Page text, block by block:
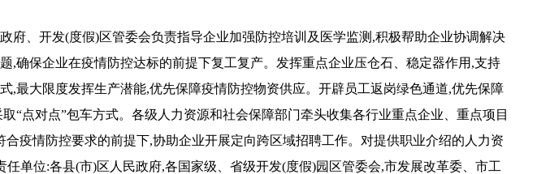
府、开发(度假)区管委会负责指导企业加强防控培训及医学监测,积极帮助企业协调解决
,确保企业在疫情防控达标的前提下复工复产。发挥重点企业压仓石、稳定器作用,支持
,最大限度发挥生产潜能,优先保障疫情防控物资供应。开辟员工返岗绿色通道,优先保障
“点对点”包车方式。各级人力资源和社会保障部门牵头收集各行业重点企业、重点项目
疫情防控要求的前提下,协助企业开展定向跨区域招聘工作。对提供职业介绍的人力资
单位:各县(市)区人民政府,各国家级、省级开发(度假)园区管委会,市发展改革委、市工